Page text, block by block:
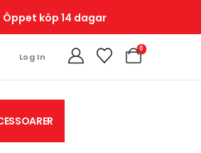
Öppet köp 14 dagar
Log In
0